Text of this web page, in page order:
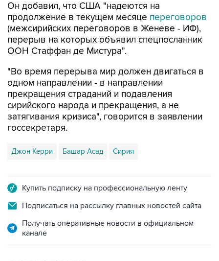
Он добавил, что США "надеются на
продолжение в текущем месяце переговоров
(межсирийских переговоров в Женеве - ИФ),
перерыв на которых объявил спецпосланник
ООН Стаффан де Мистура".
"Во время перерыва мир должен двигаться в
одном направлении - в направлении
прекращения страданий и подавления
сирийского народа и прекращения, а не
затягивания кризиса", говорится в заявлении
госсекретаря.
Джон Керри Башар Асад Сирия
Купить подписку на профессиональную ленту
Подписаться на рассылку главных новостей сайта
Получать оперативные новости в официальном
канале